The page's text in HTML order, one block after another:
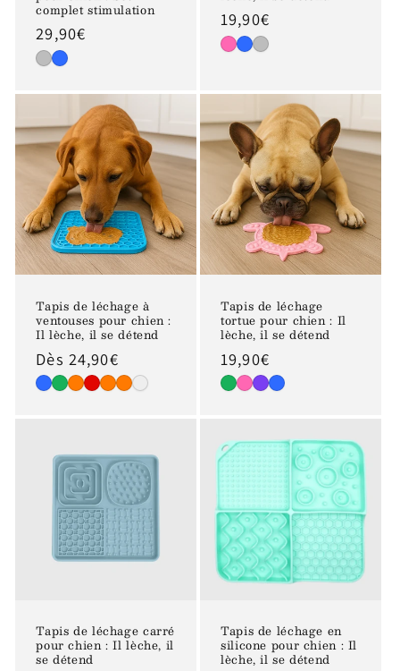
complet stimulation
Prix
habituel
29,90€
Prix
habituel
19,90€
Tapis de léchage à
ventouses pour chien :
Il lèche, il se détend
Prix
habituel
Dès 24,90€
Tapis de léchage
tortue pour chien : Il
lèche, il se détend
Prix
habituel
19,90€
Tapis de léchage carré
pour chien : Il lèche, il
se détend
Tapis de léchage en
silicone pour chien : Il
lèche, il se détend